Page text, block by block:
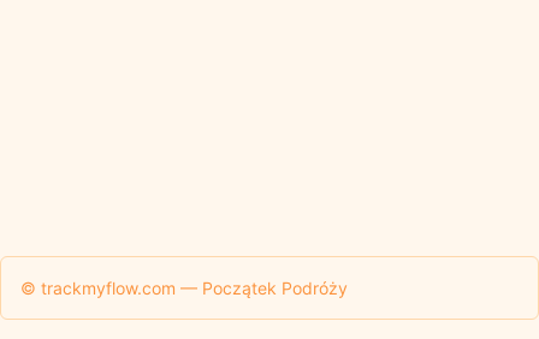
© trackmyflow.com — Początek Podróży